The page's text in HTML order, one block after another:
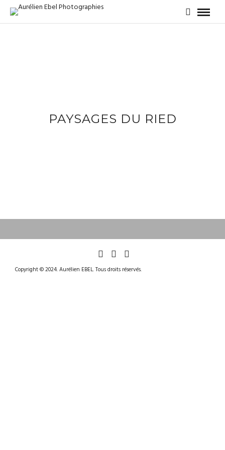
PAYSAGES DU RIED
Copyright © 2024. Aurélien EBEL. Tous droits réservés.